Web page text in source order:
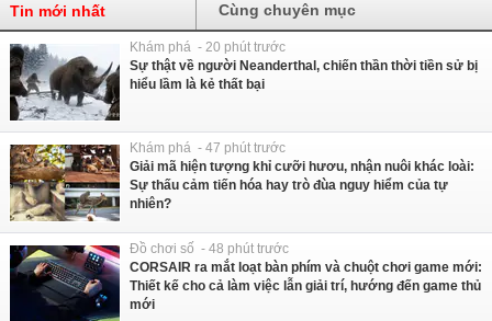
Tin mới nhất Cùng chuyên mục
Khám phá - 20 phút trước
Sự thật về người Neanderthal, chiến thần thời tiền sử bị
hiểu lầm là kẻ thất bại
Khám phá - 47 phút trước
Giải mã hiện tượng khỉ cưỡi hươu, nhận nuôi khác loài:
Sự thấu cảm tiến hóa hay trò đùa nguy hiểm của tự
nhiên?
Đồ chơi số - 48 phút trước
CORSAIR ra mắt loạt bàn phím và chuột chơi game mới:
Thiết kế cho cả làm việc lẫn giải trí, hướng đến game thủ
mới